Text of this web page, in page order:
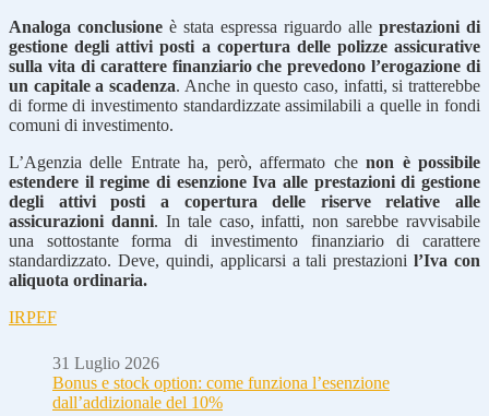
Analoga conclusione è stata espressa riguardo alle prestazioni di
gestione degli attivi posti a copertura delle polizze assicurative
sulla vita di carattere finanziario che prevedono l’erogazione di
un capitale a scadenza. Anche in questo caso, infatti, si tratterebbe
di forme di investimento standardizzate assimilabili a quelle in fondi
comuni di investimento.
L’Agenzia delle Entrate ha, però, affermato chenon è possibile
estendere il regime di esenzione Iva alle prestazioni di gestione
degli attivi posti a copertura delle riserve relative alle
assicurazioni danni. In tale caso, infatti, non sarebbe ravvisabile
una sottostante forma di investimento finanziario di carattere
standardizzato. Deve, quindi, applicarsi a tali prestazionil’Iva con
aliquota ordinaria.
IRPEF
31 Luglio 2026
Bonus e stock option: come funziona l’esenzione
dall’addizionale del 10%